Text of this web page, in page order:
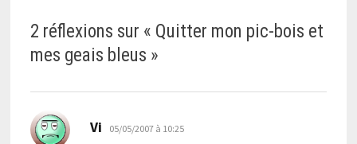
2 réflexions sur « Quitter mon pic-bois et
mes geais bleus »
Vi dit :
05/05/2007 à 10:25